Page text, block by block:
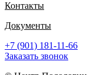
Контакты
Документы
+7 (901) 181-11-66
Заказать звонок